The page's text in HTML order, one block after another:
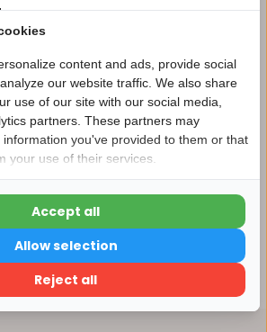
Nu 15% korting
15korting
15% korting
Verder winkelen
content and ads, provide social
our website traffic. We also share
use of our site with our social media,
partners. These partners may
you've provided to them or that
your use of their services.
Reject all
Allow selection
Accept all